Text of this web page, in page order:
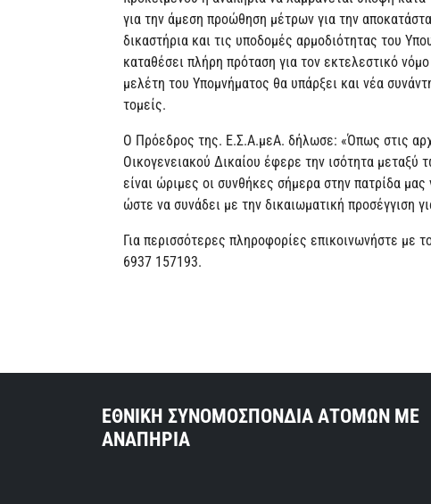
για την άμεση προώθηση μέτρων για την
δικαστήρια και τις υποδομές αρμοδιότητας του
καταθέσει πλήρη πρόταση για τον εκτελεστικό
μελέτη του Υπομνήματος θα υπάρξει και νέα
τομείς.
Ο Πρόεδρος της. Ε.Σ.Α.μεΑ. δήλωσε: «Όπως στις
Οικογενειακού Δικαίου έφερε την ισότητα μεταξύ
είναι ώριμες οι συνθήκες σήμερα στην πατρίδα
ώστε να συνάδει με την δικαιωματική προσέγγιση
Για περισσότερες πληροφορίες επικοινωνήστε
6937 157193.
ΕΘΝΙΚΗ ΣΥΝΟΜΟΣΠΟΝΔΙΑ ΑΤΟΜΩΝ ΜΕ
ΑΝΑΠΗΡΙΑ